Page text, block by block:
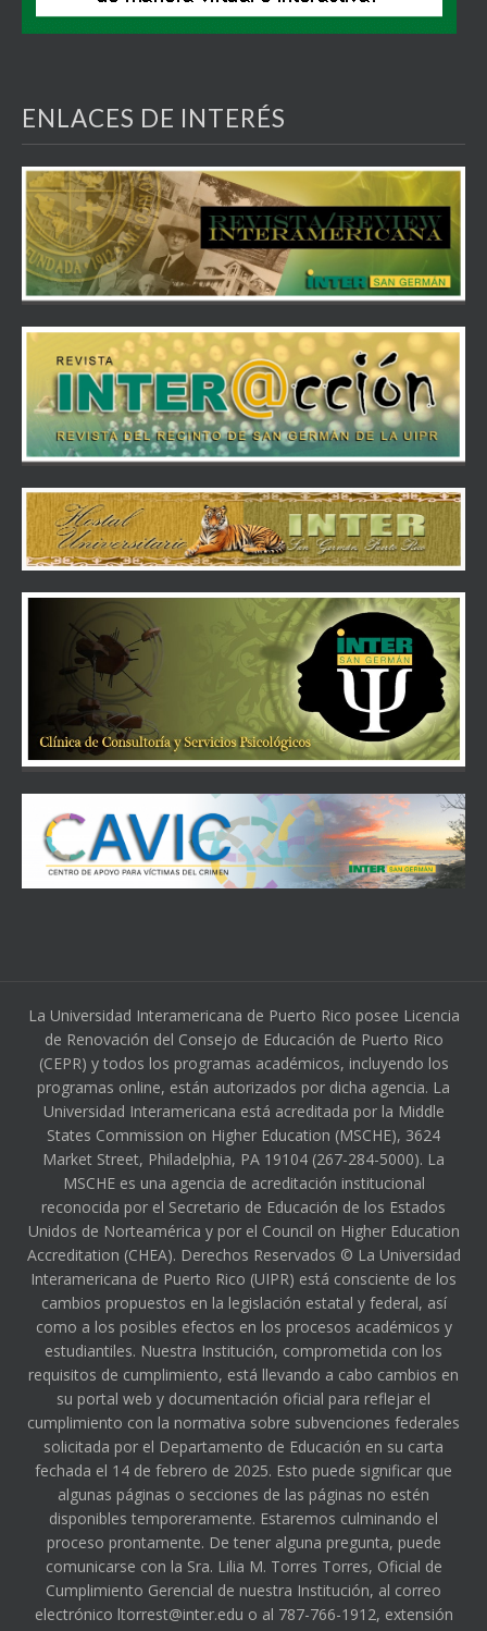
ENLACES DE INTERÉS
La Universidad Interamericana de Puerto Rico posee Licencia
de Renovación del Consejo de Educación de Puerto Rico
(CEPR) y todos los programas académicos, incluyendo los
programas online, están autorizados por dicha agencia. La
Universidad Interamericana está acreditada por la Middle
States Commission on Higher Education (MSCHE), 3624
Market Street, Philadelphia, PA 19104 (267-284-5000). La
MSCHE es una agencia de acreditación institucional
reconocida por el Secretario de Educación de los Estados
Unidos de Norteamérica y por el Council on Higher Education
Accreditation (CHEA). Derechos Reservados © La Universidad
Interamericana de Puerto Rico (UIPR) está consciente de los
cambios propuestos en la legislación estatal y federal, así
como a los posibles efectos en los procesos académicos y
estudiantiles. Nuestra Institución, comprometida con los
requisitos de cumplimiento, está llevando a cabo cambios en
su portal web y documentación oficial para reflejar el
cumplimiento con la normativa sobre subvenciones federales
solicitada por el Departamento de Educación en su carta
fechada el 14 de febrero de 2025. Esto puede significar que
algunas páginas o secciones de las páginas no estén
disponibles temporeramente. Estaremos culminando el
proceso prontamente. De tener alguna pregunta, puede
comunicarse con la Sra. Lilia M. Torres Torres, Oficial de
Cumplimiento Gerencial de nuestra Institución, al correo
electrónico ltorrest@inter.edu o al 787-766-1912, extensión